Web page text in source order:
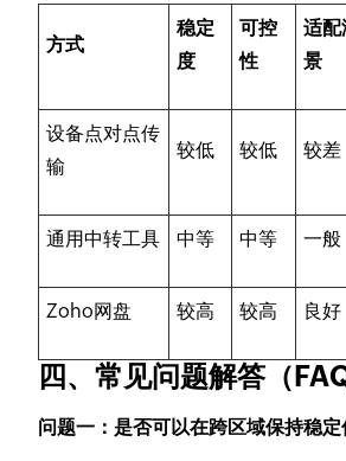
方式
稳定
度
可控
性
适配
景
设备点对点传
输
较低 较低 较差
通用中转工具 中等 中等 一般
Zoho网盘 较高 较高 良好
四、常见问题解答（
问题一：是否可以在跨区域保持稳定